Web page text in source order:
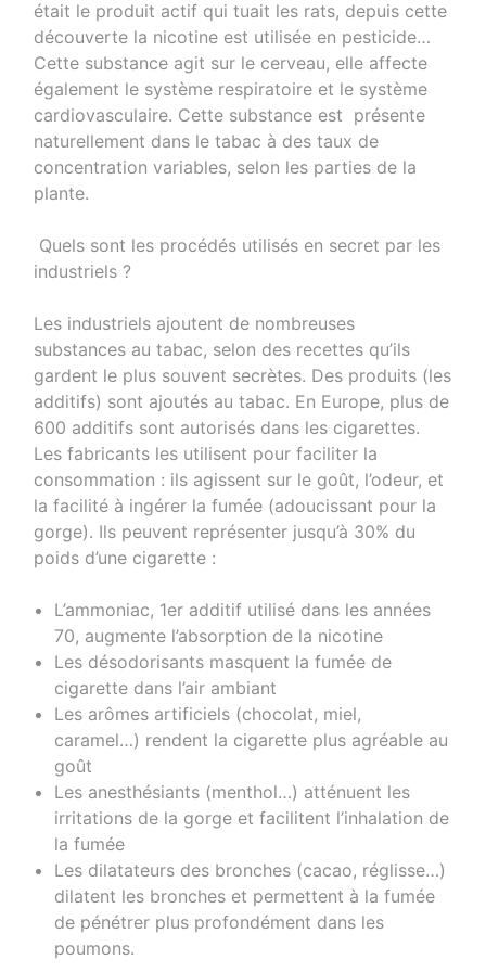
était le produit actif qui tuait les rats, depuis cette
découverte la nicotine est utilisée en pesticide…
Cette substance agit sur le cerveau, elle affecte
également le système respiratoire et le système
cardiovasculaire. Cette substance est présente
naturellement dans le tabac à des taux de
concentration variables, selon les parties de la
plante.
Quels sont les procédés utilisés en secret par les
industriels ?
Les industriels ajoutent de nombreuses
substances au tabac, selon des recettes qu’ils
gardent le plus souvent secrètes. Des produits (les
additifs) sont ajoutés au tabac. En Europe, plus de
600 additifs sont autorisés dans les cigarettes.
Les fabricants les utilisent pour faciliter la
consommation : ils agissent sur le goût, l’odeur, et
la facilité à ingérer la fumée (adoucissant pour la
gorge). Ils peuvent représenter jusqu’à 30% du
poids d’une cigarette :
L’ammoniac, 1er additif utilisé dans les années
70, augmente l’absorption de la nicotine
Les désodorisants masquent la fumée de
cigarette dans l’air ambiant
Les arômes artificiels (chocolat, miel,
caramel…) rendent la cigarette plus agréable au
goût
Les anesthésiants (menthol…) atténuent les
irritations de la gorge et facilitent l’inhalation de
la fumée
Les dilatateurs des bronches (cacao, réglisse…)
dilatent les bronches et permettent à la fumée
de pénétrer plus profondément dans les
poumons.